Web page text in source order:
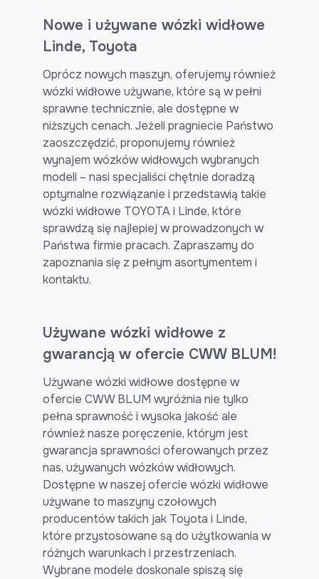
Nowe i używane wózki widłowe
Linde, Toyota
Oprócz nowych maszyn, oferujemy również
wózki widłowe używane, które są w pełni
sprawne technicznie, ale dostępne w
niższych cenach. Jeżeli pragniecie Państwo
zaoszczędzić, proponujemy również
wynajem wózków widłowych wybranych
modeli – nasi specjaliści chętnie doradzą
optymalne rozwiązanie i przedstawią takie
wózki widłowe TOYOTA i Linde, które
sprawdzą się najlepiej w prowadzonych w
Państwa firmie pracach. Zapraszamy do
zapoznania się z pełnym asortymentem i
kontaktu.
Używane wózki widłowe z
gwarancją w ofercie CWW BLUM!
Używane wózki widłowe dostępne w
ofercie CWW BLUM wyróżnia nie tylko
pełna sprawność i wysoka jakość ale
również nasze poręczenie, którym jest
gwarancja sprawności oferowanych przez
nas, używanych wózków widłowych.
Dostępne w naszej ofercie wózki widłowe
używane to maszyny czołowych
producentów takich jak Toyota i Linde,
które przystosowane są do użytkowania w
różnych warunkach i przestrzeniach.
Wybrane modele doskonale spiszą się